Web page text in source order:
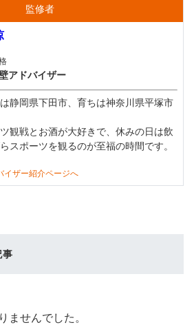
監修者
アドバイザー
静岡県下田市、育ちは神奈川県平塚市
観戦とお酒が大好きで、休みの日は飲
スポーツを観るのが至福の時間です。
イザー紹介ページへ
事
ませんでした。